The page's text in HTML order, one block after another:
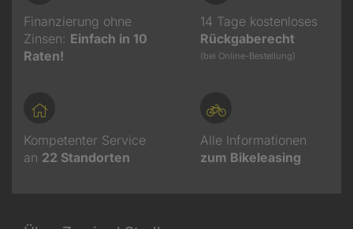
Finanzierung ohne
Zinsen: Einfach in 10
Raten!
14 Tage kostenloses
Rückgaberecht
(bei Online-Bestellung)
Kompetenter Service
an 22 Standorten
Alle Informationen
zum Bikeleasing